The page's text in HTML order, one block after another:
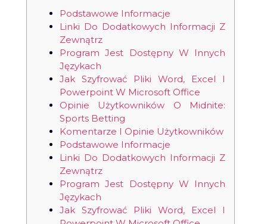
Podstawowe Informacje
Linki Do Dodatkowych Informacji Z
Zewnątrz
Program Jest Dostępny W Innych
Językach
Jak Szyfrować Pliki Word, Excel I
Powerpoint W Microsoft Office
Opinie Użytkowników O Midnite:
Sports Betting
Komentarze I Opinie Użytkowników
Podstawowe Informacje
Linki Do Dodatkowych Informacji Z
Zewnątrz
Program Jest Dostępny W Innych
Językach
Jak Szyfrować Pliki Word, Excel I